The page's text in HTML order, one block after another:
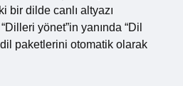
bir dilde canlı altyazı
yönet”in yanında “Dil
paketlerini otomatik olarak